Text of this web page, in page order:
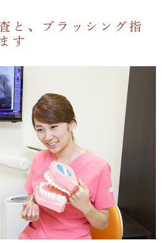
と、ブラッシング指
す